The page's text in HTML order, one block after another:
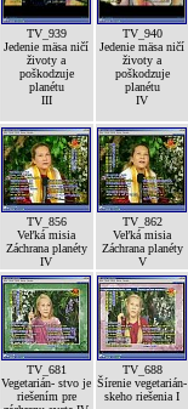
TV_939
Jedenie mäsa ničí
životy a
poškodzuje
planétu
III
TV_940
Jedenie mäsa ničí
životy a
poškodzuje
planétu
IV
TV_856
Veľká misia
Záchrana planéty
IV
TV_862
Veľká misia
Záchrana planéty
V
TV_681
Vegetarián- stvo je
riešením pre
TV_688
Šírenie vegetarián-
skeho riešenia I